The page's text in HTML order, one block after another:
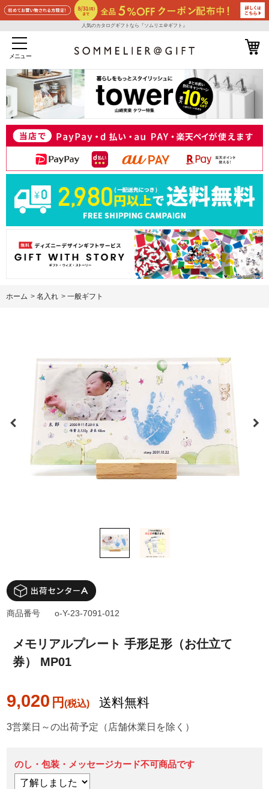
人気のカタログギフトなら『ソムリエ＠ギフト』
メニュー
ホーム > 名入れ > 一般ギフト
メモリアルプレート 手形足形（お仕立て
券） MP01
9,020 円 送料無料
商品番号 o-Y-23-7091-012
3営業日～の出荷予定（店舗休業日を除く）
のし・包装・メッセージカード不可商品です